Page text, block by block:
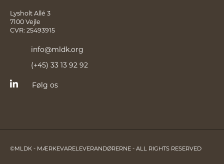
Lysholt Allé 3
7100 Vejle
CVR: 25493915
info@mldk.org
(+45) 33 13 92 92
Følg os
©MLDK - MÆRKEVARELEVERANDØRERNE - ALL RIGHTS RESERVED